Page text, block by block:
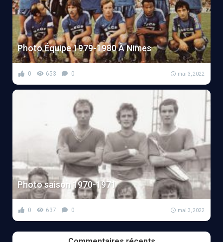
Photo Équipe 1979-1980 À Nimes
0 653 0 mai 3, 2022
Photo saison 1970-1971
0 637 0 mai 3, 2022